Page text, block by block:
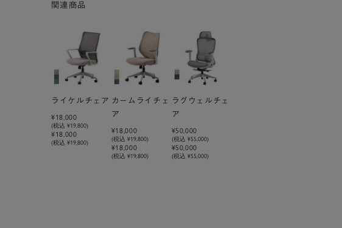
関連商品
ライケルチェア
¥18,000
(税込 ¥19,800)
¥18,000
(税込 ¥19,800)
カームライチェ
ア
¥18,000
(税込 ¥19,800)
¥18,000
(税込 ¥19,800)
ラグウェルチェ
ア
¥50,000
(税込 ¥55,000)
¥50,000
(税込 ¥55,000)